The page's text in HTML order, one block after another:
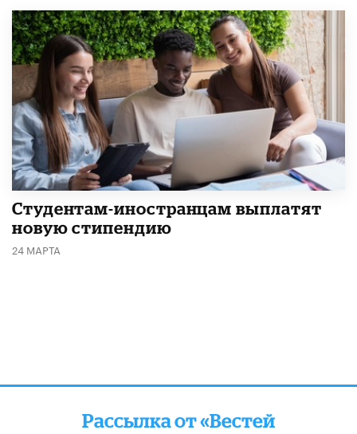
Студентам-иностранцам выплатят
новую стипендию
24 МАРТА
Рассылка от «Вестей